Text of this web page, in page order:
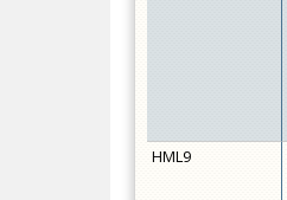
HML9